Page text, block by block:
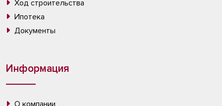
Ход строительства
Ипотека
Документы
Информация
О компании